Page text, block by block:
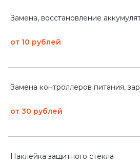
Замена, восстановление
от 10 рублей
Замена контроллеров питания,
от 30 рублей
Наклейка защитного стекла